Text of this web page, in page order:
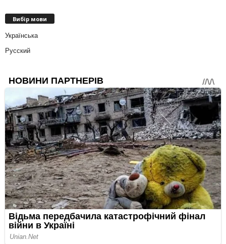
Вибір мови
Українська
Русский